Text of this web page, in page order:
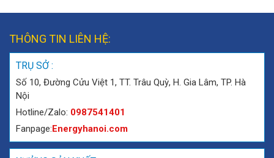
THÔNG TIN LIÊN HỆ:
TRỤ SỞ :
Số 10, Đường Cửu Việt 1, TT. Trâu Quỳ, H. Gia Lâm, TP. Hà
Nội
Hotline/Zalo: 0987541401
Fanpage:Energyhanoi.com